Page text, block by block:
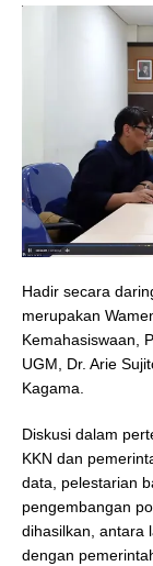
Hadir secara
merupakan
Kemahasiswaan,
UGM, Dr. Arie
Kagama.
Diskusi dalam
KKN dan
data, pelestarian
pengembangan
dihasilkan, antara
dengan